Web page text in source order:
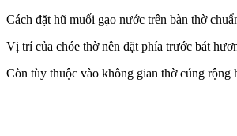
Cách đặt hũ muối gạo nước trên bàn thờ
Vị trí của chóe thờ nên đặt phía trước bát
Còn tùy thuộc vào không gian thờ cúng rộng